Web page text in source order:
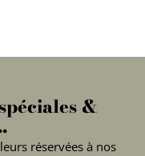
&
réservées à nos